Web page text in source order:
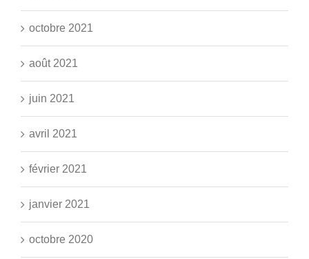
octobre 2021
août 2021
juin 2021
avril 2021
février 2021
janvier 2021
octobre 2020